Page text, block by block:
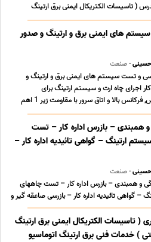
( تاسیسات الکتریکال ایمنی برق ارتینگ
صنعت و دانشگاه • انواع ادوات برق صنعتی (
ر ... ...
های ایمنی برق و ارتینگ و صدور
- صنعت
و تست سیستم های ایمنی برق و ارتینگ و
اجرای چاه ارت و سیستم ارتینگ برای
دستگاههای حساس, فرکانس بالا و اتاق سرور با مقاومت زیر 1 اهم
های ایمنی برق و ارتینگ و صدور گواهی اداره
و تست سیستم های ایمنی برق و ... ...
همبندی – بازرس اداره کار – تست
ارتینگ – گواهی تائیدیه اداره کار –
- صنعت
و همبندی – بازرس اداره کار – تست چاههای
– گواهی تائیدیه اداره کار – بازرسی صاعقه گیر و
برقگیر نیروگاه شهید رجایی قزوین، در
آزادراه قزوین-تهران حرارتی و سیکل ترکیبی تست
– بازرس اداره کار – تس ... ...
( تاسیسات الکتریکال ایمنی برق ارتینگ
) خدمات فنی برق ارتینگ اتوماسیو